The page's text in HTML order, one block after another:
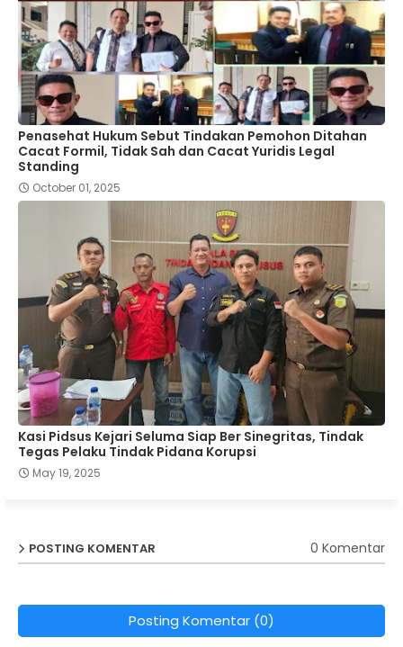
Penasehat Hukum Sebut Tindakan Pemohon Ditahan
Cacat Formil, Tidak Sah dan Cacat Yuridis Legal
Standing
October 01, 2025
Kasi Pidsus Kejari Seluma Siap Ber Sinegritas, Tindak
Tegas Pelaku Tindak Pidana Korupsi
May 19, 2025
POSTING KOMENTAR 0 Komentar
Posting Komentar (0)